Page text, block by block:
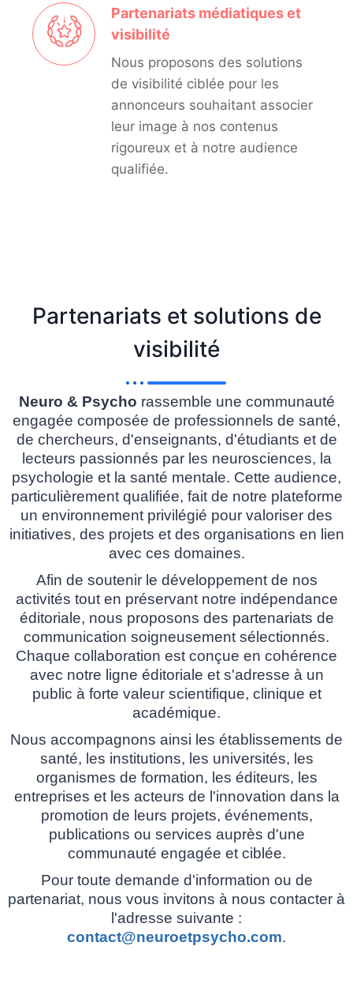
Partenariats médiatiques et
visibilité
Nous proposons des solutions
de visibilité ciblée pour les
annonceurs souhaitant associer
leur image à nos contenus
rigoureux et à notre audience
qualifiée.
Partenariats et solutions de
visibilité
Neuro & Psycho rassemble une communauté
engagée composée de professionnels de santé,
de chercheurs, d'enseignants, d'étudiants et de
lecteurs passionnés par les neurosciences, la
psychologie et la santé mentale. Cette audience,
particulièrement qualifiée, fait de notre plateforme
un environnement privilégié pour valoriser des
initiatives, des projets et des organisations en lien
avec ces domaines.
Afin de soutenir le développement de nos
activités tout en préservant notre indépendance
éditoriale, nous proposons des partenariats de
communication soigneusement sélectionnés.
Chaque collaboration est conçue en cohérence
avec notre ligne éditoriale et s'adresse à un
public à forte valeur scientifique, clinique et
académique.
Nous accompagnons ainsi les établissements de
santé, les institutions, les universités, les
organismes de formation, les éditeurs, les
entreprises et les acteurs de l'innovation dans la
promotion de leurs projets, événements,
publications ou services auprès d'une
communauté engagée et ciblée.
Pour toute demande d'information ou de
partenariat, nous vous invitons à nous contacter à
l'adresse suivante :
contact@neuroetpsycho.com.